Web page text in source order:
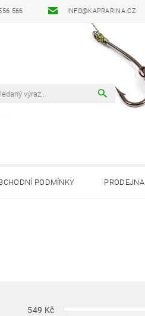
566 INFO@KAPRARINA.CZ
PODMÍNKY PRODEJNA
549 Kč